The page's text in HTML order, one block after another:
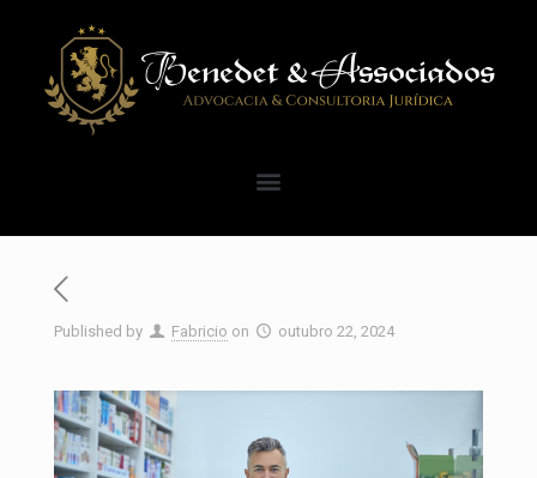
Published by Fabricio on outubro 22, 2024